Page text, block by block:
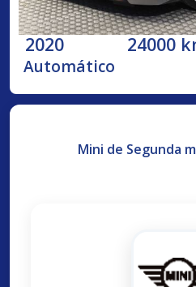
2020 24000
Automático
Mini de Segunda